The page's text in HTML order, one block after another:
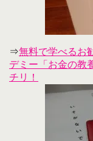
⇒無料で学べるお
デミー「お金の教
チリ！